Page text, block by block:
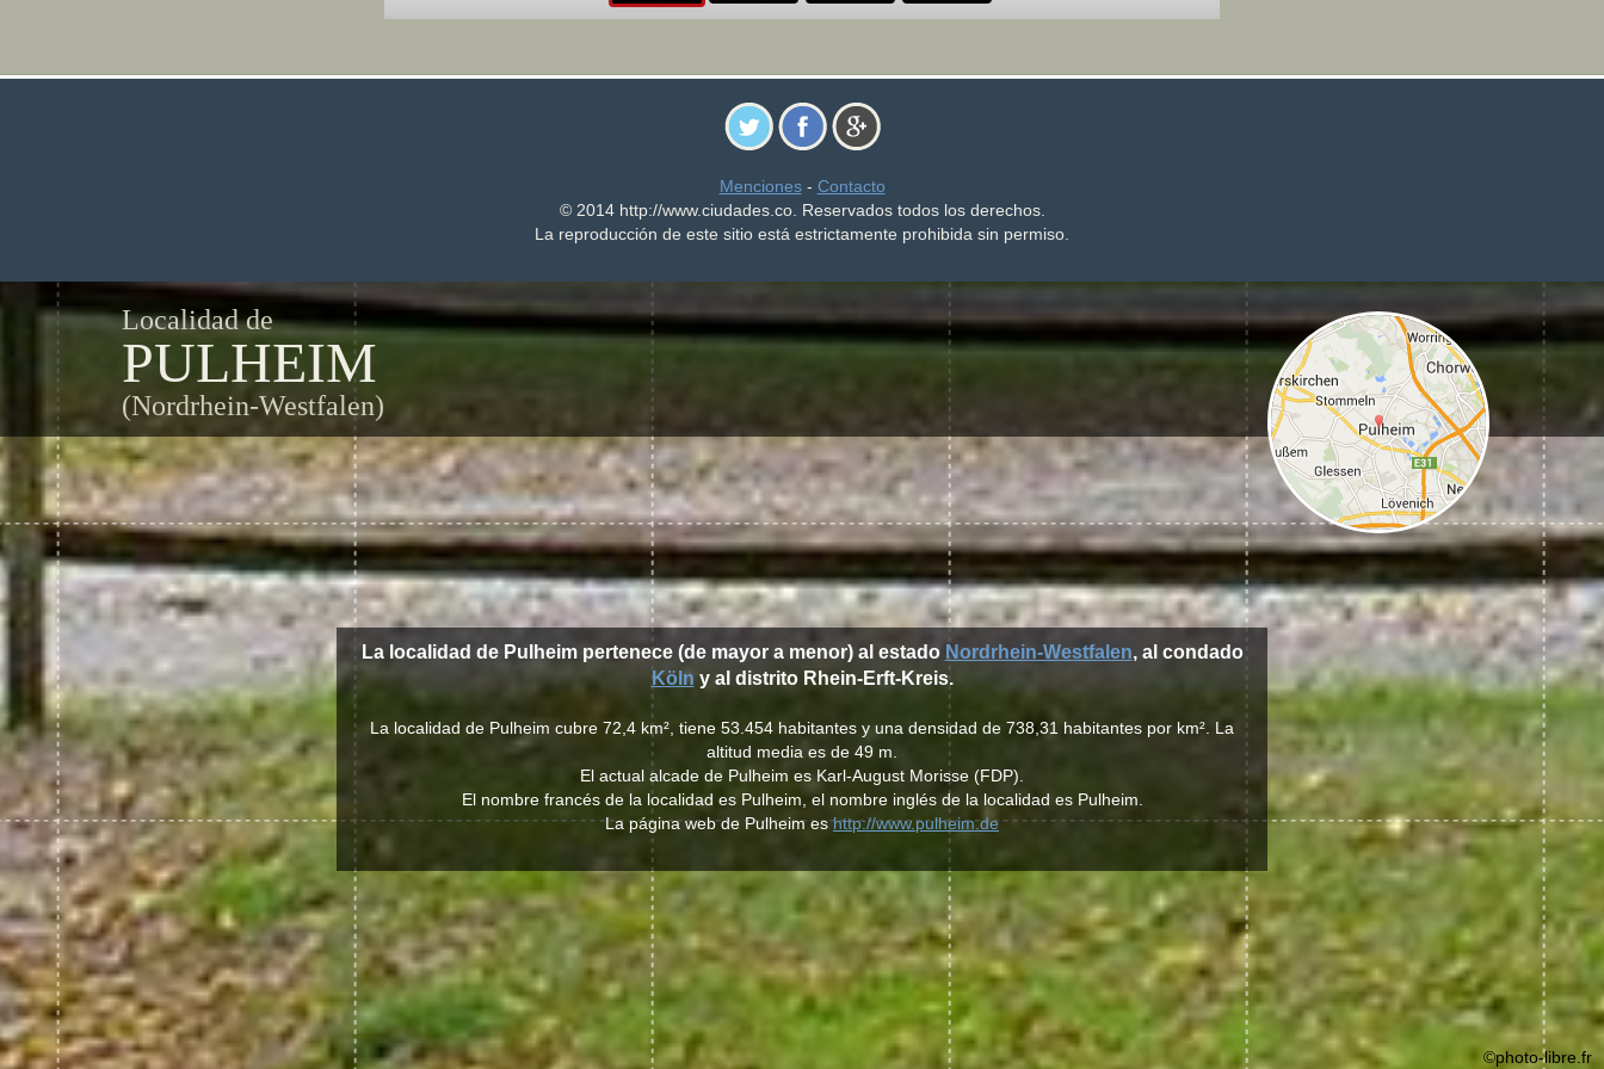
Menciones- Contacto
© 2014 http://www.ciudades.co. Reservados todos los derechos.
La reproducción de este sitio está estrictamente prohibida sin permiso.
Localidad de
PULHEIM
(Nordrhein-Westfalen)
La localidad de Pulheim pertenece (de mayor a menor) al estado Nordrhein-Westfalen, al condado
Köln y al distrito Rhein-Erft-Kreis.
La localidad de Pulheim cubre 72,4 km², tiene 53.454 habitantes y una densidad de 738,31 habitantes por km². La
altitud media es de 49 m.
El actual alcade de Pulheim es Karl-August Morisse (FDP).
El nombre francés de la localidad es Pulheim, el nombre inglés de la localidad es Pulheim.
La página web de Pulheim eshttp://www.pulheim.de
©photo-libre.fr